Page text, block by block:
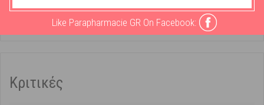
Τύπος Αξεσουάρ -
Παγούρι
Κριτικές
Like Parapharmacie GR On Facebook: